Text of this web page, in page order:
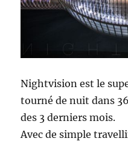
Nightvision est le
tourné de nuit dans
des 3 derniers mois.
Avec de simple